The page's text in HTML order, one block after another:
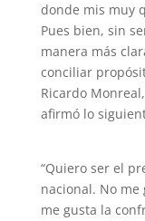
donde mis muy
Pues bien, sin
manera más
conciliar
Ricardo
afirmó lo
“Quiero ser el
nacional. No me
me gusta la